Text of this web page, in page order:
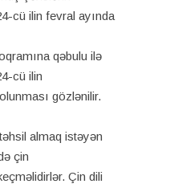
cü ilin fevral ayında
qəbulu ilə
cü ilin
gözlənilir.
almaq istəyən
çin
Çin dili